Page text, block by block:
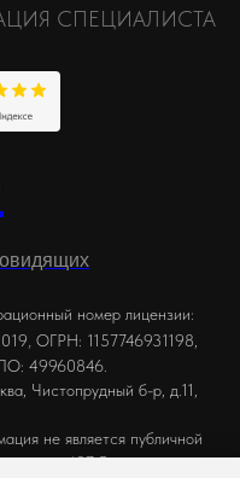
СПЕЦИАЛИСТА
номер лицензии:
ОГРН: 1157746931198,
49960846.
Чистопрудный б-р, д.11,
не является публичной
статьи 437 Гражданского